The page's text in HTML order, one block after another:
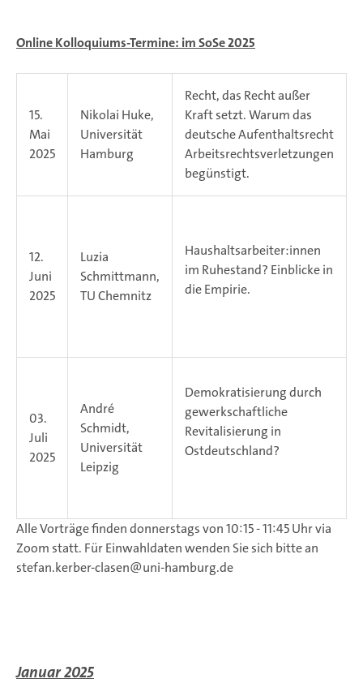
Online Kolloquiums-Termine: im SoSe 2025
15.
Mai
2025
Nikolai Huke,
Universität
Hamburg
Recht, das Recht außer
Kraft setzt. Warum das
deutsche Aufenthaltsrecht
Arbeitsrechtsverletzungen
begünstigt.
12.
Juni
2025
Luzia
Schmittmann,
TU Chemnitz
Haushaltsarbeiter:innen
im Ruhestand? Einblicke in
die Empirie.
03.
Juli
2025
André
Schmidt,
Universität
Leipzig
Demokratisierung durch
gewerkschaftliche
Revitalisierung in
Ostdeutschland?
Alle Vorträge finden donnerstags von 10:15 - 11:45 Uhr via
Zoom statt. Für Einwahldaten wenden Sie sich bitte an
stefan.kerber-clasen@uni-hamburg.de
Januar 2025